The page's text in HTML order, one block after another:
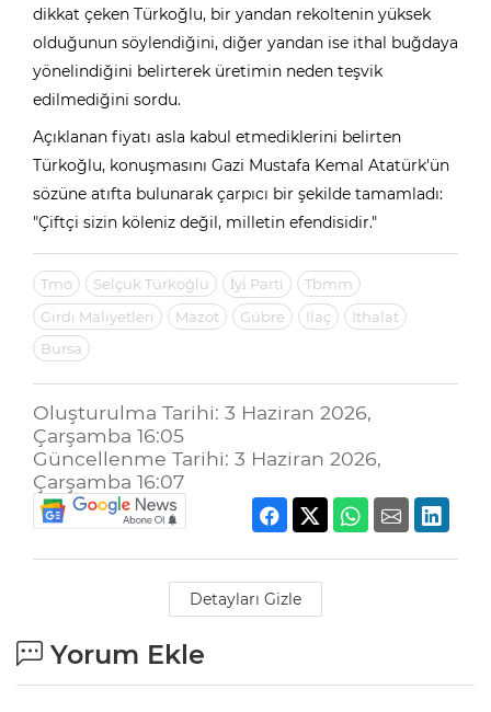
dikkat çeken Türkoğlu, bir yandan rekoltenin yüksek
olduğunun söylendiğini, diğer yandan ise ithal buğdaya
yönelindiğini belirterek üretimin neden teşvik
edilmediğini sordu.
Açıklanan fiyatı asla kabul etmediklerini belirten
Türkoğlu, konuşmasını Gazi Mustafa Kemal Atatürk'ün
sözüne atıfta bulunarak çarpıcı bir şekilde tamamladı:
"Çiftçi sizin köleniz değil, milletin efendisidir."
Tmo Selçuk Türkoğlu İyi̇ Parti
Tbmm
Girdi Maliyetleri
Mazot Gübre Ilaç
İthalat
Bursa
Oluşturulma Tarihi: 3 Haziran 2026,
Çarşamba 16:05
Güncellenme Tarihi: 3 Haziran 2026,
Çarşamba 16:07
Detayları Gizle
Yorum Ekle